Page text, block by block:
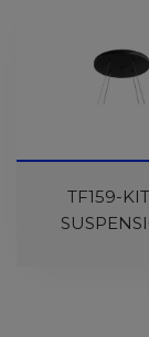
TF159-